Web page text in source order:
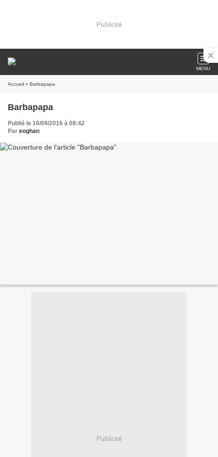
Publicité
MENU
Accueil » Barbapapa
Barbapapa
Publié le 16/09/2016 à 08:42
Par eoghan
Publicité